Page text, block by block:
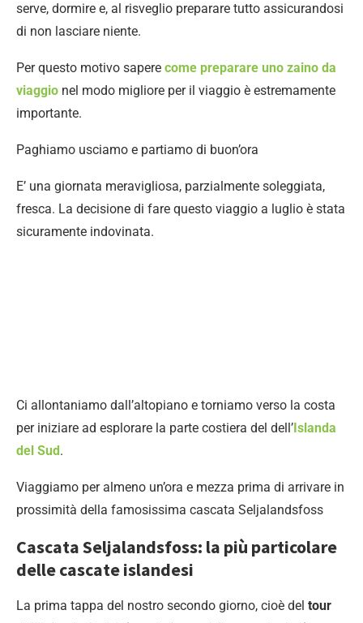
serve, dormire e, al risveglio preparare tutto assicurandosi
di non lasciare niente.
Per questo motivo sapere come preparare uno zaino da
viaggio nel modo migliore per il viaggio è estremamente
importante.
Paghiamo usciamo e partiamo di buon’ora
E’ una giornata meravigliosa, parzialmente soleggiata,
fresca. La decisione di fare questo viaggio a luglio è stata
sicuramente indovinata.
Ci allontaniamo dall’altopiano e torniamo verso la costa
per iniziare ad esplorare la parte costiera del dell’Islanda
del Sud.
Viaggiamo per almeno un’ora e mezza prima di arrivare in
prossimità della famosissima cascata Seljalandsfoss
Cascata Seljalandsfoss: la più particolare
delle cascate islandesi
La prima tappa del nostro secondo giorno, cioè del tour